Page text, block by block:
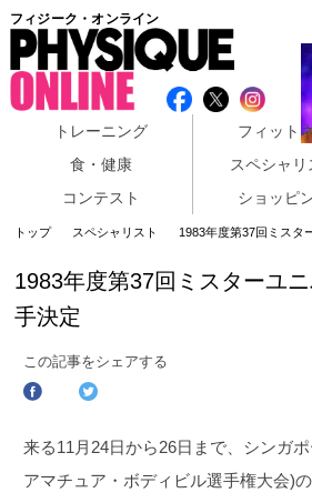
フィジーク・オンライン
トレーニング
フィット
食・健康
スペシャリ
コンテスト
ショッピ
トップ スペシャリスト 1983年度第37回ミスタ
1983年度第37回ミスターユ
手決定
この記事をシェアする
来る11月24日から26日まで、シンガ
アマチュア・ボディビル選手権大会)